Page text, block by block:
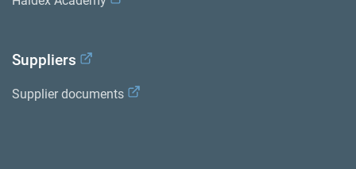
Suppliers
Supplier documents